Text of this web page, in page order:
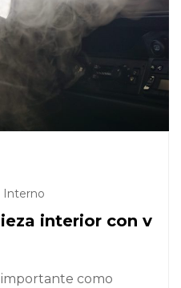
Interno
interior con v
importante como